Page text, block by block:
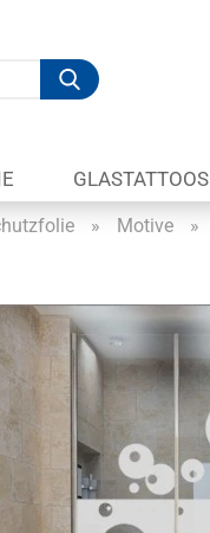
Suche...
GLASTATTOOS
» Motive »